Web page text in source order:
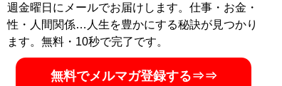
週金曜日にメールでお届けします。仕事・お金・
性・人間関係…人生を豊かにする秘訣が見つかり
ます。無料・10秒で完了です。
無料でメルマガ登録する⇒⇒